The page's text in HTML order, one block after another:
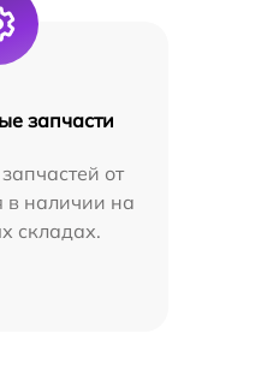
запчасти
от
в наличии на
складах.